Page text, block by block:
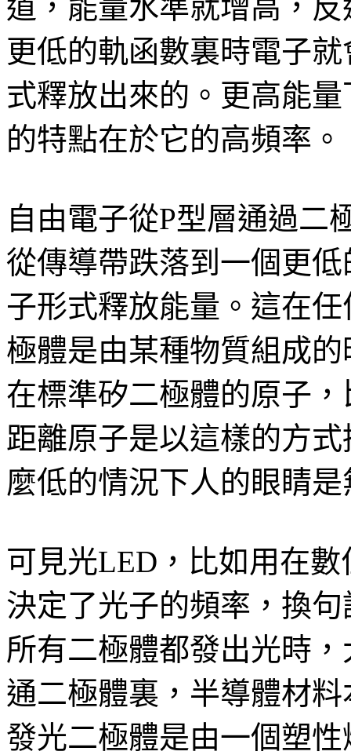
道，能量水準就增高，
更低的軌函數裏時電子
式釋放出來的。更高能
的特點在於它的高頻率。
自由電子從P型層通過二
從傳導帶跌落到一個更
子形式釋放能量。這在
極體是由某種物質組成
在標準矽二極體的原子
距離原子是以這樣的方
麼低的情況下人的眼睛
可見光LED，比如用在
決定了光子的頻率，換
所有二極體都發出光時
通二極體裏，半導體材
發光二極體是由一個塑